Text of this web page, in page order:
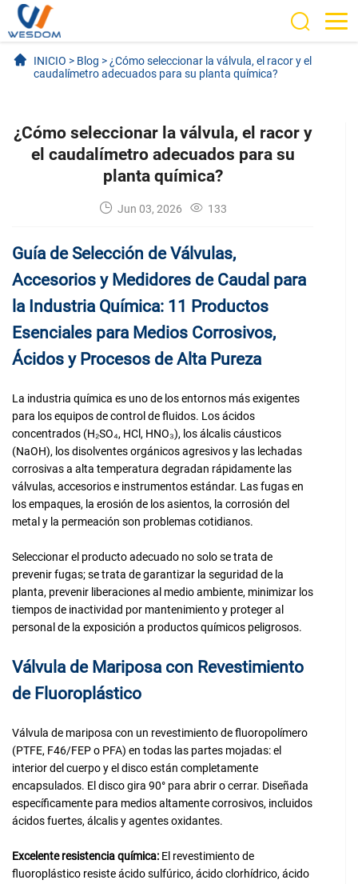
INICIO > Blog > ¿Cómo seleccionar la válvula, el racor y el
caudalímetro adecuados para su planta química?
¿Cómo seleccionar la válvula, el racor y
el caudalímetro adecuados para su
planta química?
Jun 03, 2026 133
Guía de Selección de Válvulas,
Accesorios y Medidores de Caudal para
la Industria Química: 11 Productos
Esenciales para Medios Corrosivos,
Ácidos y Procesos de Alta Pureza
La industria química es uno de los entornos más exigentes
para los equipos de control de fluidos. Los ácidos
concentrados (H₂SO₄, HCl, HNO₃), los álcalis cáusticos
(NaOH), los disolventes orgánicos agresivos y las lechadas
corrosivas a alta temperatura degradan rápidamente las
válvulas, accesorios e instrumentos estándar. Las fugas en
los empaques, la erosión de los asientos, la corrosión del
metal y la permeación son problemas cotidianos.
Seleccionar el producto adecuado no solo se trata de
prevenir fugas; se trata de garantizar la seguridad de la
planta, prevenir liberaciones al medio ambiente, minimizar los
tiempos de inactividad por mantenimiento y proteger al
personal de la exposición a productos químicos peligrosos.
Válvula de Mariposa con Revestimiento
de Fluoroplástico
Válvula de mariposa con un revestimiento de fluoropolímero
(PTFE, F46/FEP o PFA) en todas las partes mojadas: el
interior del cuerpo y el disco están completamente
encapsulados. El disco gira 90° para abrir o cerrar. Diseñada
específicamente para medios altamente corrosivos, incluidos
ácidos fuertes, álcalis y agentes oxidantes.
Excelente resistencia química: El revestimiento de
fluoroplástico resiste ácido sulfúrico, ácido clorhídrico, ácido